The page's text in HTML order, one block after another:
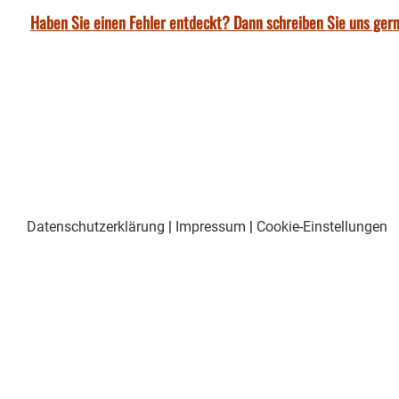
Haben Sie einen Fehler entdeckt? Dann schreiben Sie uns
Datenschutzerklärung | Impressum | Cookie-Einstellungen